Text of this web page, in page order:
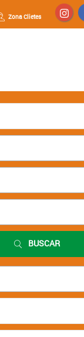
Zona Clietes
BUSCAR